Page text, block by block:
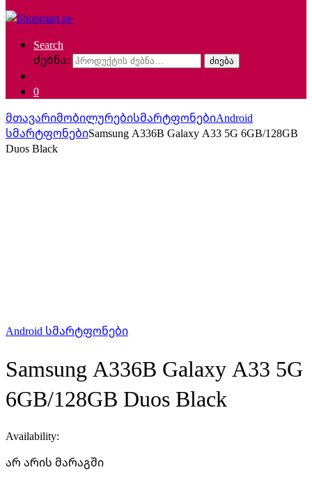
Search
ძებნა:
ძიება
0
მთავარიმობილურებისმარტფონებიAndroid
სმარტფონებიSamsung A336B Galaxy A33 5G 6GB/128GB
Duos Black
Android სმარტფონები
Samsung A336B Galaxy A33 5G
6GB/128GB Duos Black
Availability:
არ არის მარაგში